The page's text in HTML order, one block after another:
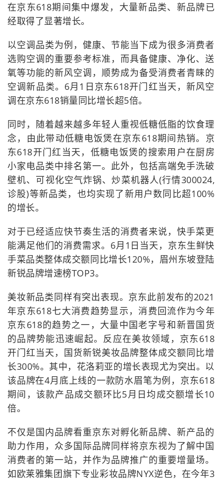
在京东618期间集中爆发，大量新品类、新品牌已
经取得了显著增长。
以空调品类为例，健康、节能当下成为很多消费者
选购空调的重要参考标准，而具备健康、净化、送
氧等功能的新风空调，顺势成为备受消费者青睐的
空调新品类。6月1日京东618开门红当天，新风空
调在京东618销量同比增长超5倍。
同时，随着越来越多年轻人重视低糖低脂的饮食理
念，由此带动低糖电饭煲在京东618期间热销。京
东618开门红当天，低糖电饭煲的搜索用户在厨房
小家电品类中排名第一。此外，包括高端免手洗破
壁机、可视化空气炸锅、炒菜机器人(行情300024,
诊股)等新品类，也均实现了新用户数同比超100%
的增长。
对于已经适应快节奏生活的消费者来说，快手菜更
能满足他们的消费需求。6月1日当天，京东生鲜快
手菜品类整体成交额同比增长120%，眉州东坡登陆
新锐品牌增速榜TOP3。
美妆新品类同样有突出表现。京东此前发布的2021
年京东618七大消费趋势显示，消费回流作为今年
京东618的趋势之一，大量中国老字号和新晋国货
的品牌势能迅速崛起。反应在美妆领域，京东618
开门红当天，国货新锐美妆品牌整体成交额同比增
长300%。其中，花洛莉亚的增长表现尤为突出。以
该品牌在4月底上线的一款防水眉笔为例，京东618
期间，该款产品成交额环比5月日均成交额增长10
倍。
不仅是国内品牌看重京东对孵化新品牌、新产品的
助力作用，众多国际品牌同样将京东视为了解中国
消费者的第一站，并作为品牌推广的重要增量场。
如欧莱雅集团旗下专业彩妆品牌NYX逆色，在今年3